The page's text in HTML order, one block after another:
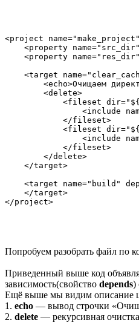
<project
<property
<property
<target
<echo>Очищаем
        <delete>
<fileset
<include
            </fileset>
<fileset
<include
            </fileset>
        </delete>
    </target>
<target name="build"
    </target>
Попробуем разобрать файл по
Приведенный выше код
зависимость(свойство depends)
Ещё выше мы видим описание
1. echo — вывод строчки
2. delete — рекурсивная